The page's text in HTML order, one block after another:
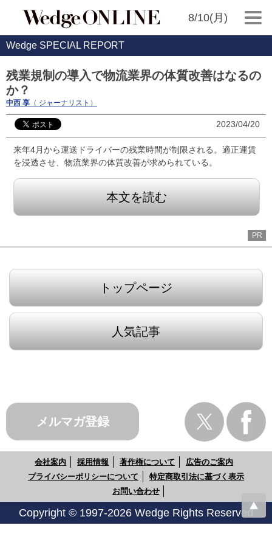
8/10(月)
Wedge SPECIAL REPORT
残業規制の導入で物流業界の体質改善はなるの
か？
中西 享 （ ジャーナリスト）
2023/04/20
来年4月から運送ドライバーの残業時間が制限される。適正運賃
を浸透させ、物流業界の体質改善が求められている。
本文を読む
PR
トップページ
人気記事
メルマガ登録
会社案内 採用情報 著作権について
広告のご案内
プライバシーポリシーについて
特定商取引法に基づく表示
お問い合わせ
Copyright © 1997-2026 Wedge Rights Reserved